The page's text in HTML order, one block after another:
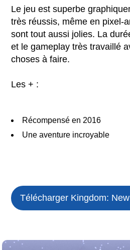
Le jeu est superbe
très réussis, même en pixel-
sont tout aussi jolies. La
et le gameplay très travaillé
choses à faire.
Les + :
Récompensé en 2016
Une aventure incroyable
Télécharger Kingdom: